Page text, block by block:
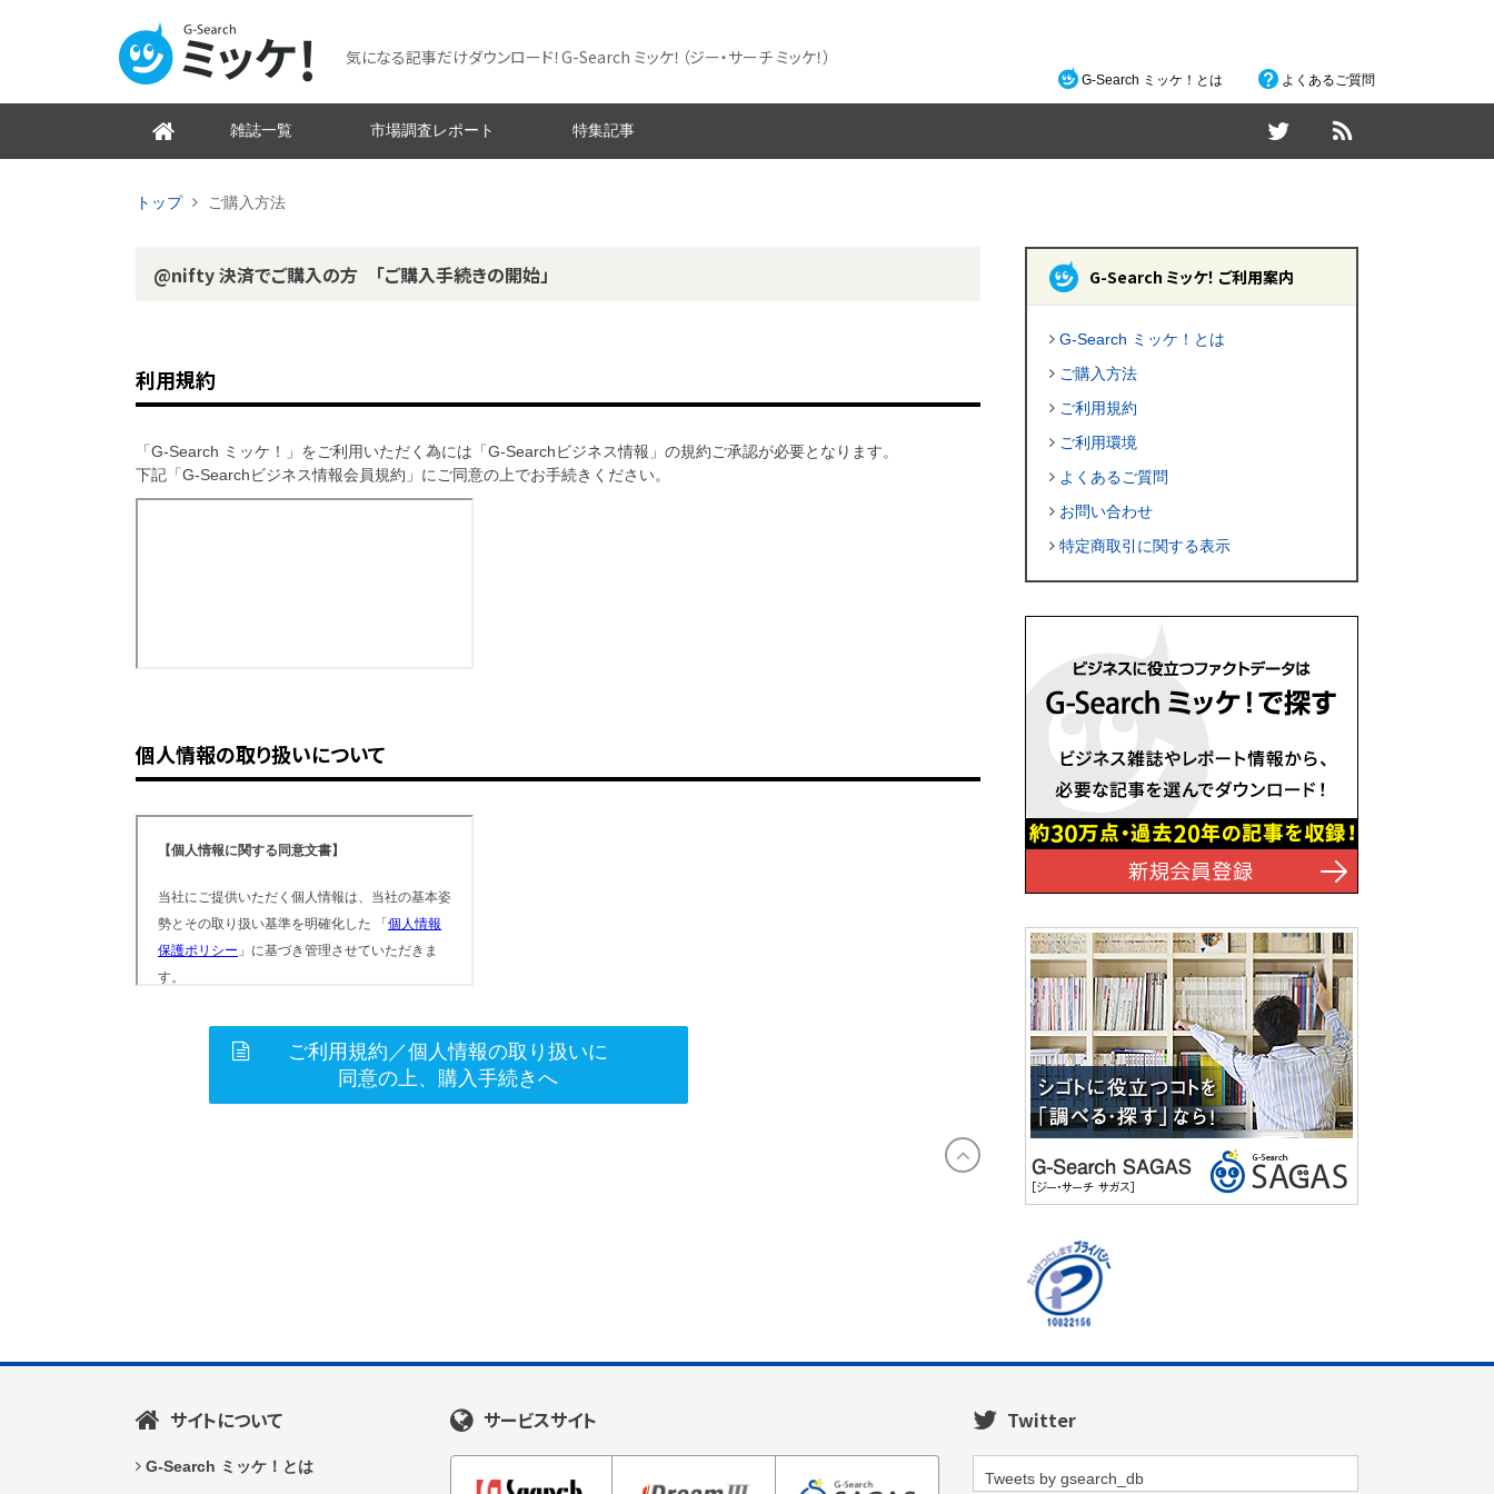
気になる記事だけダウンロード！G-Search ミッケ！ （ジー・サーチ ミッケ！）
G-Search ミッケ！とは よくあるご質問
雑誌一覧 市場調査レポート 特集記事
トップ ご購入方法
@nifty 決済でご購入の方 「ご購入手続きの開始」
利用規約
「G-Search ミッケ！」をご利用いただく為には「G-Searchビジネス情報」の規約ご承認が必要となります。
下記「G-Searchビジネス情報会員規約」にご同意の上でお手続きください。
個人情報の取り扱いについて
ご利用規約／個人情報の取り扱いに
同意の上、購入手続きへ
G-Search ミッケ！ ご利用案内
G-Search ミッケ！とは
ご購入方法
ご利用規約
ご利用環境
よくあるご質問
お問い合わせ
特定商取引に関する表示
サイトについて
G-Search ミッケ！とは
サービスサイト Twitter
Tweets by gsearch_db